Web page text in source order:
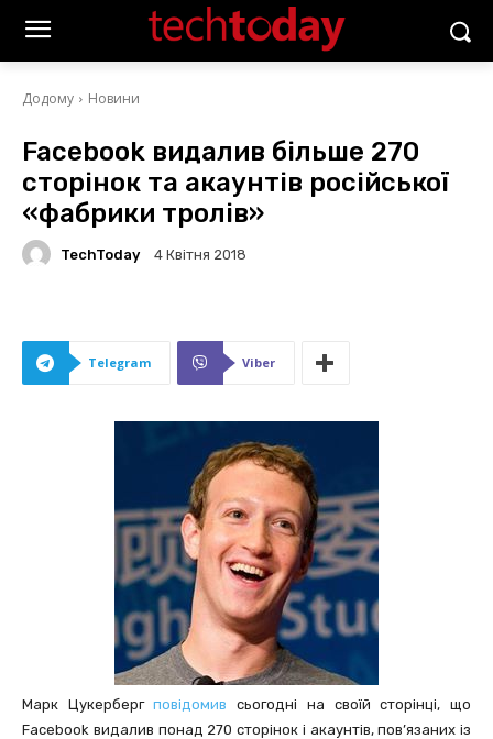
Додому Новини
Facebook видалив більше 270
сторінок та акаунтів російської
«фабрики тролів»
TechToday 4 Квітня 2018
Telegram Viber
Марк Цукербергповідомив сьогодні на своїй сторінці, що
Facebook видалив понад 270 сторінок і акаунтів, пов’язаних із